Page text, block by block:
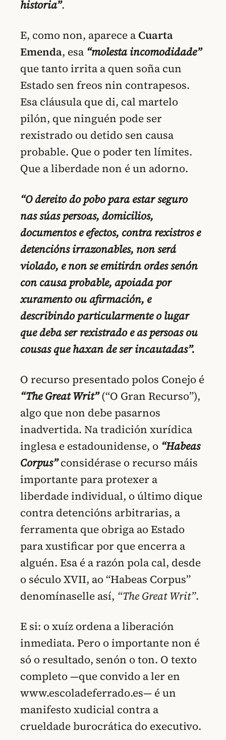
historia”.
E, como non, aparece a Cuarta
Emenda, esa “molesta incomodidade”
que tanto irrita a quen soña cun
Estado sen freos nin contrapesos.
Esa cláusula que di, cal martelo
pilón, que ninguén pode ser
rexistrado ou detido sen causa
probable. Que o poder ten límites.
Que a liberdade non é un adorno.
“O dereito do pobo para estar seguro
nas súas persoas, domicilios,
documentos e efectos, contra rexistros e
detencións irrazonables, non será
violado, e non se emitirán ordes senón
con causa probable, apoiada por
xuramento ou afirmación, e
describindo particularmente o lugar
que deba ser rexistrado e as persoas ou
cousas que haxan de ser incautadas”.
O recurso presentado polos Conejo é
“The Great Writ”(“O Gran Recurso”),
algo que non debe pasarnos
inadvertida. Na tradición xurídica
inglesa e estadounidense, o “Habeas
Corpus”considérase o recurso máis
importante para protexer a
liberdade individual, o último dique
contra detencións arbitrarias, a
ferramenta que obriga ao Estado
para xustificar por que encerra a
alguén. Esa é a razón pola cal, desde
o século XVII, ao “Habeas Corpus”
denomínaselle así, “The Great Writ”.
E si: o xuíz ordena a liberación
inmediata. Pero o importante non é
só o resultado, senón o ton. O texto
completo —que convido a ler en
www.escoladeferrado.es— é un
manifesto xudicial contra a
crueldade burocrática do executivo.